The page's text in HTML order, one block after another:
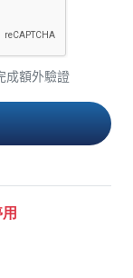
成額外驗證